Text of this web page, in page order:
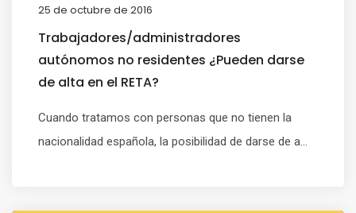
25 de octubre de 2016
Trabajadores/administradores
autónomos no residentes ¿Pueden darse
de alta en el RETA?
Cuando tratamos con personas que no tienen la
nacionalidad española, la posibilidad de darse de a...